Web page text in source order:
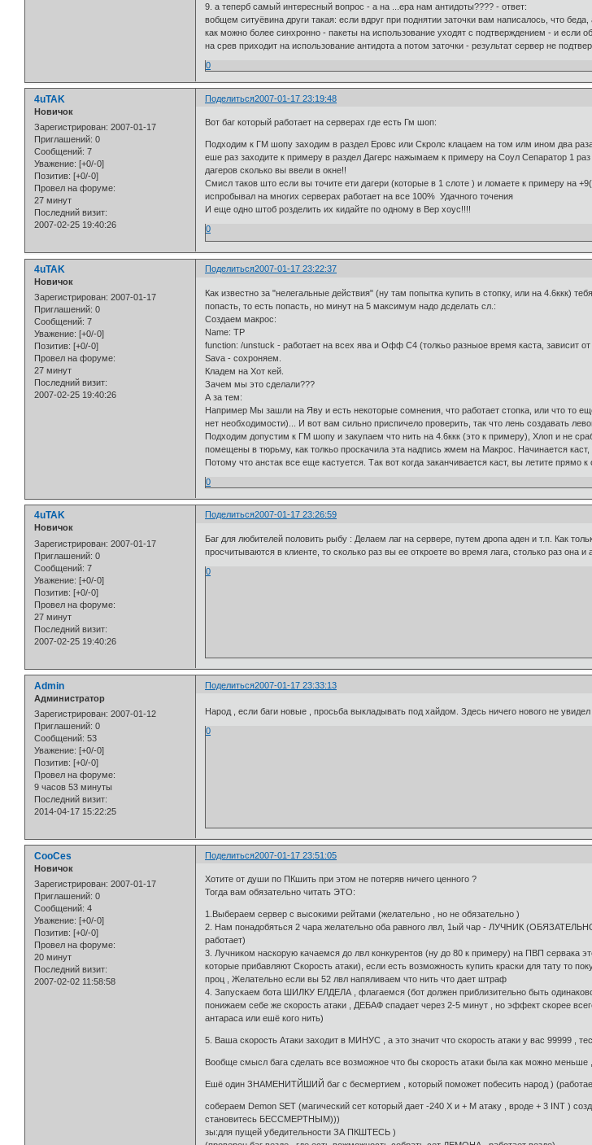
9. а теперб самый интересный вопрос - а на ...ера нам антидоты???? - ответ:
вобщем ситуёвина други такая: если вдруг при поднятии заточки вам написалось, что
как можно более синхронно - пакеты на использование уходят с подтверждением - и
на срев приходит на использование антидота а потом заточки - результат сервер не
0
Поделиться2007-01-17 23:19:48
4uTAK
Новичок
Зарегистрирован: 2007-01-17
Приглашений: 0
Сообщений: 7
Уважение: [+0/-0]
Позитив: [+0/-0]
Провел на форуме:
27 минут
Последний визит:
2007-02-25 19:40:26
Вот баг который работает на серверах где есть Гм шоп:
Подходим к ГМ шопу заходим в раздел Еровс или Скролс клацаем на том илм ином два
еше раз заходите к примеру в раздел Дагерс нажымаем к примеру на Соул Сепаратор 1
дагеров сколько вы ввели в окне!!
Смисл таков што если вы точите ети дагери (которые в 1 слоте ) и ломаете к примеру на
испробывал на многих серверах работает на все 100% Удачного точения
И еще одно штоб розделить их кидайте по одному в Вер хоус!!!!
0
Поделиться2007-01-17 23:22:37
4uTAK
Новичок
Зарегистрирован: 2007-01-17
Приглашений: 0
Сообщений: 7
Уважение: [+0/-0]
Позитив: [+0/-0]
Провел на форуме:
27 минут
Последний визит:
2007-02-25 19:40:26
Как известно за "нелегальные действия" (ну там попытка купить в стопку, или на 4.6ккк)
попасть, то есть попасть, но минут на 5 максимум надо дсделать сл.:
Создаем макрос:
Name: TP
function: /unstuck - работает на всех ява и Офф С4 (толкьо разныое время каста, зависит от
Sava - сохроняем.
Кладем на Хот кей.
Зачем мы это сделали???
А за тем:
Например Мы зашли на Яву и есть некоторые сомнения, что работает стопка, или что то
нет необходимости)... И вот вам сильно приспичело проверить, так что лень создавать
Подходим допустим к ГМ шопу и закупаем что нить на 4.6ккк (это к примеру), Хлоп и не
помещены в тюрьму, как толкьо проскачила эта надпись жмем на Макрос. Начинается
Потому что анстак все еще кастуется. Так вот когда заканчивается каст, вы летите
0
Поделиться2007-01-17 23:26:59
4uTAK
Новичок
Зарегистрирован: 2007-01-17
Приглашений: 0
Сообщений: 7
Уважение: [+0/-0]
Позитив: [+0/-0]
Провел на форуме:
27 минут
Последний визит:
2007-02-25 19:40:26
Баг для любителей половить рыбу : Делаем лаг на сервере, путем дропа аден и т.п. Как
просчитываются в клиенте, то сколько раз вы ее откроете во время лага, столько раз она и
0
Поделиться2007-01-17 23:33:13
Admin
Администратор
Зарегистрирован: 2007-01-12
Приглашений: 0
Сообщений: 53
Уважение: [+0/-0]
Позитив: [+0/-0]
Провел на форуме:
9 часов 53 минуты
Последний визит:
2014-04-17 15:22:25
Народ , если баги новые , просьба выкладывать под хайдом. Здесь ничего нового не
0
Поделиться2007-01-17 23:51:05
CooCes
Новичок
Зарегистрирован: 2007-01-17
Приглашений: 0
Сообщений: 4
Уважение: [+0/-0]
Позитив: [+0/-0]
Провел на форуме:
20 минут
Последний визит:
2007-02-02 11:58:58
Хотите от души по ПКшить при этом не потеряв ничего ценного ?
Тогда вам обязательно читать ЭТО:
1.Выбераем сервер с высокими рейтами (желательно , но не обязательно )
2. Нам понадобяться 2 чара желательно оба равного лвл, 1ый чар - ЛУЧНИК
работает)
3. Лучником наскорую качаемся до лвл конкурентов (ну до 80 к примеру) на ПВП
которые прибавляют Скорость атаки), если есть возможность купить краски для тату то
проц , Желательно если вы 52 лвл напяливаем что нить что дает штраф
4. Запускаем бота ШИЛКУ ЕЛДЕЛА , флагаемся (бот должен приблизительно быть
понижаем себе же скорость атаки , ДЕБАФ спадает через 2-5 минут , но эффект скорее
антараса или ешё кого нить)
5. Ваша скорость Атаки заходит в МИНУС , а это значит что скорость атаки у вас 99999 ,
Вообще смысл бага сделать все возможное что бы скорость атаки была как можно
Ешё один ЗНАМЕНИТЙШИЙ баг с бесмертием , который поможет побесить народ )
собераем Demon SET (магический сет который дает -240 Х и + М атаку , вроде + 3 INT )
становитесь БЕССМЕРТНЫМ)))
зы:для пущей убедительности ЗА ПКШТЕСЬ )